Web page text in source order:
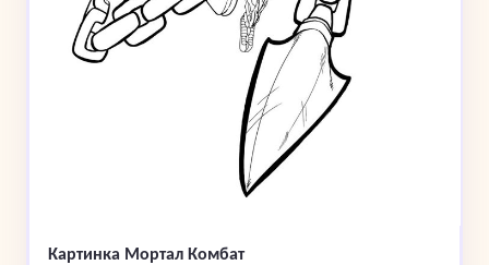
Картинка Мортал Комбат